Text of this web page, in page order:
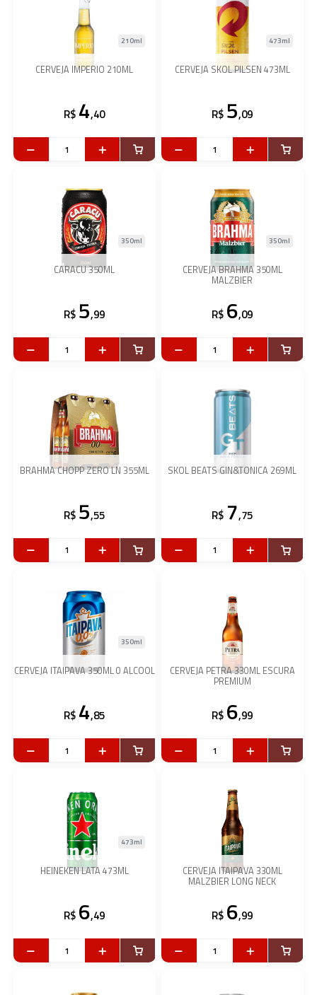
CERVEJA IMPERIO 210ML
210ml
R$ 4,40
CERVEJA SKOL PILSEN 473ML
473ml
R$ 5,09
CARACU 350ML
350ml
R$ 5,99
CERVEJA BRAHMA 350ML
MALZBIER
350ml
R$ 6,09
BRAHMA CHOPP ZERO LN 355ML
R$ 5,55
SKOL BEATS GIN&TONICA 269ML
R$ 7,75
CERVEJA ITAIPAVA 350ML 0 ALCOOL
350ml
R$ 4,85
CERVEJA PETRA 330ML ESCURA
PREMIUM
R$ 6,99
HEINEKEN LATA 473ML
473ml
R$ 6,49
CERVEJA ITAIPAVA 330ML
MALZBIER LONG NECK
R$ 6,99